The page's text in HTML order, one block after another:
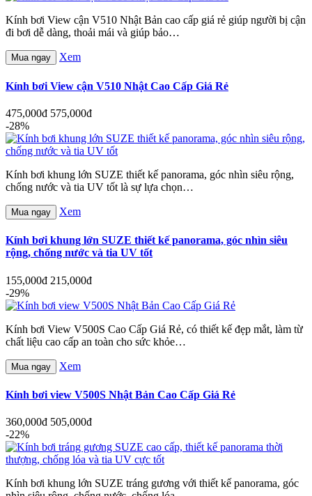
Kính bơi View cận V510 Nhật Bản cao cấp giá rẻ giúp người bị cận
đi bơi dễ dàng, thoải mái và giúp bảo…
Mua ngay Xem
Kính bơi View cận V510 Nhật Cao Cấp Giá Rẻ
475,000đ 575,000đ
-28%
Kính bơi khung lớn SUZE thiết kế panorama, góc nhìn siêu rộng,
chống nước và tia UV tốt là sự lựa chọn…
Mua ngay Xem
Kính bơi khung lớn SUZE thiết kế panorama, góc nhìn siêu
rộng, chống nước và tia UV tốt
155,000đ 215,000đ
-29%
Kính bơi View V500S Cao Cấp Giá Rẻ, có thiết kế đẹp mắt, làm từ
chất liệu cao cấp an toàn cho sức khỏe…
Mua ngay Xem
Kính bơi view V500S Nhật Bản Cao Cấp Giá Rẻ
360,000đ 505,000đ
-22%
Kính bơi khung lớn SUZE tráng gương với thiết kế panorama, góc